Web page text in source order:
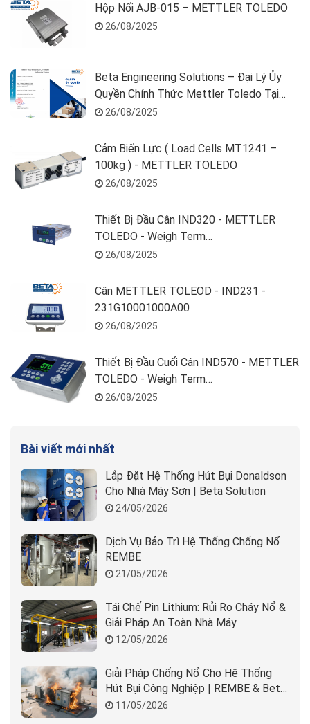
Hộp Nối AJB-015 – METTLER TOLEDO
26/08/2025
Beta Engineering Solutions – Đại Lý Ủy
Quyền Chính Thức Mettler Toledo Tại
Việt Nam
26/08/2025
Cảm Biến Lực ( Load Cells MT1241 –
100kg ) - METTLER TOLEDO
26/08/2025
Thiết Bị Đầu Cân IND320 - METTLER
TOLEDO - Weigh Term
32E100000000000
26/08/2025
Cân METTLER TOLEOD - IND231 -
231G10001000A00
26/08/2025
Thiết Bị Đầu Cuối Cân IND570 - METTLER
TOLEDO - Weigh Term
T57000H600000000A0
26/08/2025
Bài viết mới nhất
Lắp Đặt Hệ Thống Hút Bụi Donaldson
Cho Nhà Máy Sơn | Beta Solution
24/05/2026
Dịch Vụ Bảo Trì Hệ Thống Chống Nổ
REMBE
21/05/2026
Tái Chế Pin Lithium: Rủi Ro Cháy Nổ &
Giải Pháp An Toàn Nhà Máy
12/05/2026
Giải Pháp Chống Nổ Cho Hệ Thống
Hút Bụi Công Nghiệp | REMBE & Beta
Solution
11/05/2026